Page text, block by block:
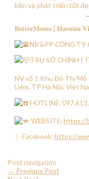
bền và phát triển tốt
𝐁𝐞𝐭𝐭𝐞𝐫𝐌𝐨𝐦𝐬 | 𝐇𝐚𝐞𝐧𝐢𝐦
NK&PP CÔNG TY
TRỤ SỞ CHÍNH |
NV số 5 Khu Đô Thị
Liêm, TP Hà Nội, Việt
HOTLINE:
WEBSITE:https://
✨ Facebook:https://
Post navigation
← Previous Post